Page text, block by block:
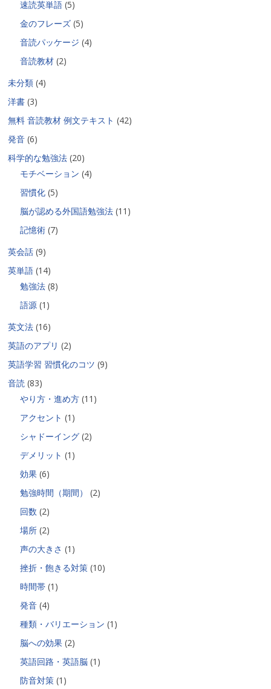
速読英単語 (5)
金のフレーズ (5)
音読パッケージ (4)
音読教材 (2)
未分類 (4)
洋書 (3)
無料 音読教材 例文テキスト (42)
発音 (6)
科学的な勉強法 (20)
モチベーション (4)
習慣化 (5)
脳が認める外国語勉強法 (11)
記憶術 (7)
英会話 (9)
英単語 (14)
勉強法 (8)
語源 (1)
英文法 (16)
英語のアプリ (2)
英語学習 習慣化のコツ (9)
音読 (83)
やり方・進め方 (11)
アクセント (1)
シャドーイング (2)
デメリット (1)
効果 (6)
勉強時間（期間）
(2)
回数 (2)
場所 (2)
声の大きさ (1)
挫折・飽きる対策 (10)
時間帯 (1)
発音 (4)
種類・バリエーション (1)
脳への効果 (2)
英語回路・英語脳 (1)
防音対策 (1)